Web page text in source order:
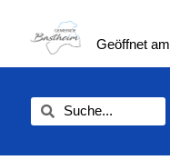
springen
Geöffnet am